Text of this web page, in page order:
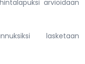
arvioidaan
lasketaan